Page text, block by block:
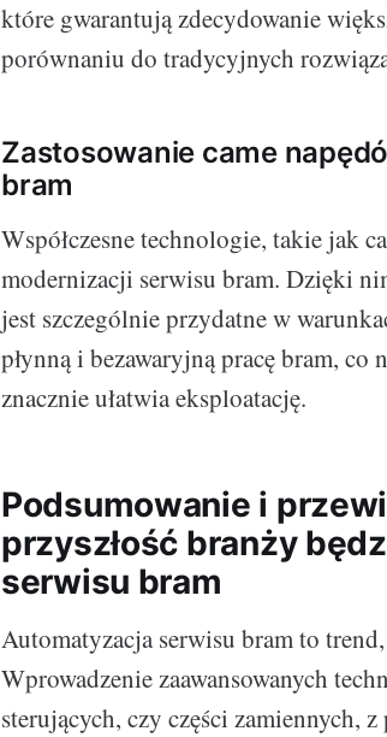
które gwarantują zdecydowanie
porównaniu do tradycyjnych
Zastosowanie came
bram
Współczesne technologie, takie jak
modernizacji serwisu bram. Dzięki
jest szczególnie przydatne w
płynną i bezawaryjną pracę bram,
znacznie ułatwia eksploatację.
Podsumowanie i
przyszłość branży
serwisu bram
Automatyzacja serwisu bram to
Wprowadzenie zaawansowanych
sterujących, czy części zamiennych,